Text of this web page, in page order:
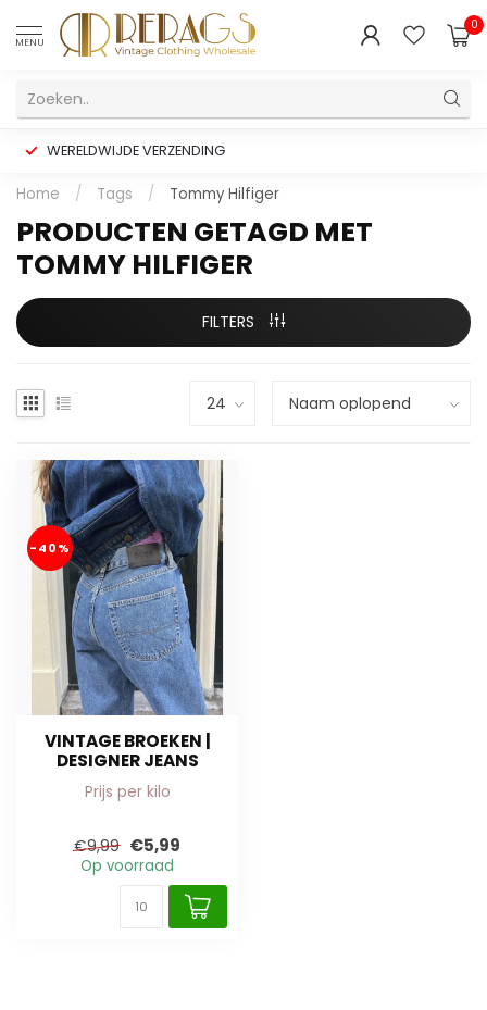
MENU
0
WERELDWIJDE VERZENDING
Home / Tags / Tommy Hilfiger
PRODUCTEN GETAGD MET
TOMMY HILFIGER
FILTERS
-40%
VINTAGE BROEKEN |
DESIGNER JEANS
Prijs per kilo
€9,99 €5,99
Op voorraad